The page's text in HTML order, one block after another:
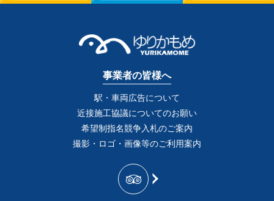
事業者の皆様へ
駅・車両広告について
近接施工協議についてのお願い
希望制指名競争入札のご案内
撮影・ロゴ・画像等のご利用案内